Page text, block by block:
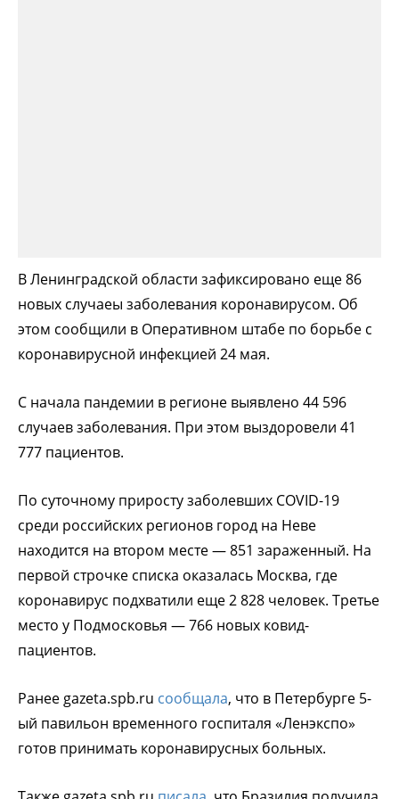
В Ленинградской области зафиксировано еще 86
новых случаеы заболевания коронавирусом. Об
этом сообщили в Оперативном штабе по борьбе с
коронавирусной инфекцией 24 мая.
С начала пандемии в регионе выявлено 44 596
случаев заболевания. При этом выздоровели 41
777 пациентов.
По суточному приросту заболевших COVID-19
среди российских регионов город на Неве
находится на втором месте — 851 зараженный. На
первой строчке списка оказалась Москва, где
коронавирус подхватили еще 2 828 человек. Третье
место у Подмосковья — 766 новых ковид-
пациентов.
Ранее gazeta.spb.ru сообщала, что в Петербурге 5-
ый павильон временного госпиталя «Ленэкспо»
готов принимать коронавирусных больных.